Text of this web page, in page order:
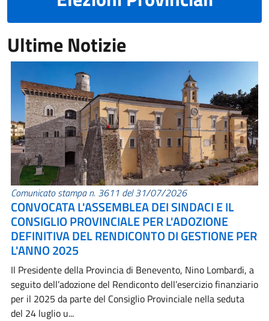
Ultime Notizie
Comunicato stampa n. 3611 del 31/07/2026
CONVOCATA L'ASSEMBLEA DEI SINDACI E IL
CONSIGLIO PROVINCIALE PER L'ADOZIONE
DEFINITIVA DEL RENDICONTO DI GESTIONE PER
L'ANNO 2025
Il Presidente della Provincia di Benevento, Nino Lombardi, a
seguito dell’adozione del Rendiconto dell’esercizio finanziario
per il 2025 da parte del Consiglio Provinciale nella seduta
del 24 luglio u...